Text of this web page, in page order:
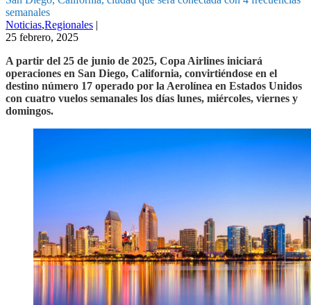
semanales
Noticias,Regionales |
25 febrero, 2025
A partir del 25 de junio de 2025, Copa Airlines iniciará
operaciones en San Diego, California, convirtiéndose en el
destino número 17 operado por la Aerolínea en Estados Unidos
con cuatro vuelos semanales los días lunes, miércoles, viernes y
domingos.